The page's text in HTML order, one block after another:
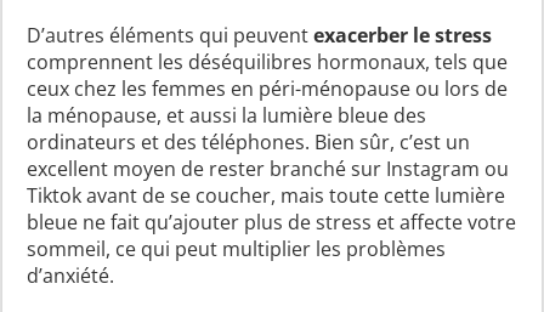
D’autres éléments qui peuventexacerber le stress
comprennent les déséquilibres hormonaux, tels que
ceux chez les femmes en péri-ménopause ou lors de
la ménopause, et aussi la lumière bleue des
ordinateurs et des téléphones. Bien sûr, c’est un
excellent moyen de rester branché sur Instagram ou
Tiktok avant de se coucher, mais toute cette lumière
bleue ne fait qu’ajouter plus de stress et affecte votre
sommeil, ce qui peut multiplier les problèmes
d’anxiété.